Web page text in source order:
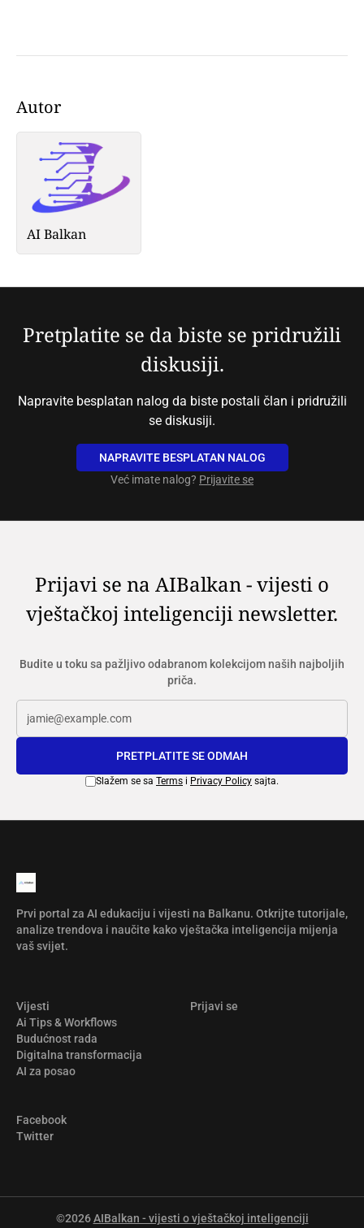
Autor
AI Balkan
Pretplatite se da biste se pridružili
diskusiji.
Napravite besplatan nalog da biste postali član i pridružili
se diskusiji.
NAPRAVITE BESPLATAN NALOG
Već imate nalog? Prijavite se
Prijavi se na AIBalkan - vijesti o
vještačkoj inteligenciji newsletter.
Budite u toku sa pažljivo odabranom kolekcijom naših najboljih
priča.
PRETPLATITE SE ODMAH
Slažem se sa Terms i Privacy Policy sajta.
Prvi portal za AI edukaciju i vijesti na Balkanu. Otkrijte tutorijale,
analize trendova i naučite kako vještačka inteligencija mijenja
vaš svijet.
Vijesti
Ai Tips & Workflows
Budućnost rada
Digitalna transformacija
AI za posao
Prijavi se
Facebook
Twitter
©2026AIBalkan - vijesti o vještačkoj inteligenciji